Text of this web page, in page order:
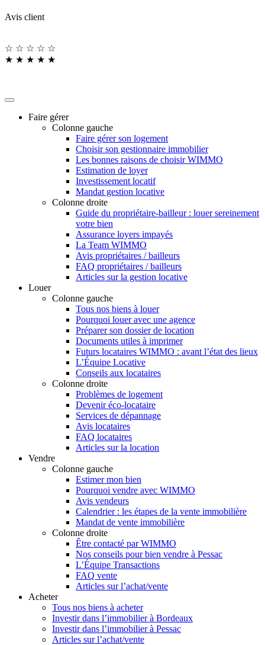
Avis client
☆ ☆ ☆ ☆ ☆
★ ★ ★ ★ ★
Faire gérer
Colonne gauche
Faire gérer son logement
Choisir son gestionnaire immobilier
Les bonnes raisons de choisir WIMMO
Estimation de loyer
Investissement locatif
Mandat gestion locative
Colonne droite
Guide du propriétaire-bailleur : louer sereinement
votre bien
Assurance loyers impayés
La Team WIMMO
Avis propriétaires / bailleurs
FAQ propriétaires / bailleurs
Articles sur la gestion locative
Louer
Colonne gauche
Tous nos biens à louer
Pourquoi louer avec une agence
Préparer son dossier de location
Documents utiles à imprimer
Futurs locataires WIMMO : avant l’état des lieux
L’Équipe Locative
Conseils aux locataires
Colonne droite
Problèmes de logement
Devenir éco-locataire
Services de dépannage
Avis locataires
FAQ locataires
Articles sur la location
Vendre
Colonne gauche
Estimer mon bien
Pourquoi vendre avec WIMMO
Avis vendeurs
Calendrier : les étapes de la vente immobilière
Mandat de vente immobilière
Colonne droite
Être contacté par WIMMO
Nos conseils pour bien vendre à Pessac
L’Équipe Transactions
FAQ vente
Articles sur l’achat/vente
Acheter
Tous nos biens à acheter
Investir dans l’immobilier à Bordeaux
Investir dans l’immobilier à Pessac
Articles sur l’achat/vente